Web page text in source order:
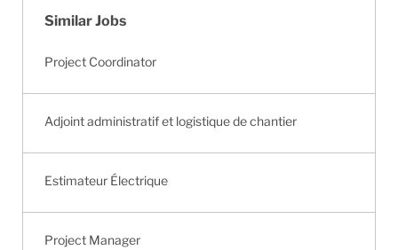
Similar Jobs
Project Coordinator
Adjoint administratif et logistique de chantier
Estimateur Électrique
Project Manager